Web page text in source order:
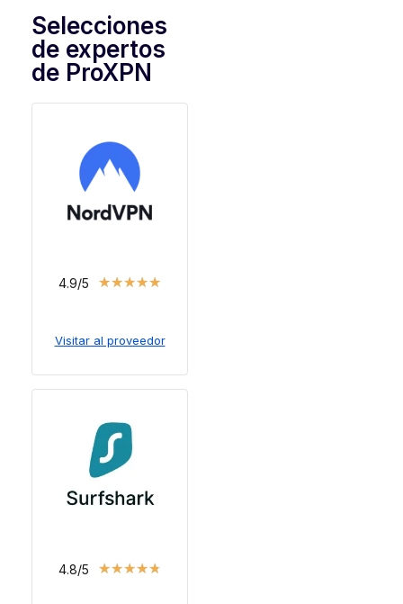
Selecciones
de expertos
de ProXPN
4.9/5 ★★★★★
Visitar al proveedor
4.8/5 ★★★★★